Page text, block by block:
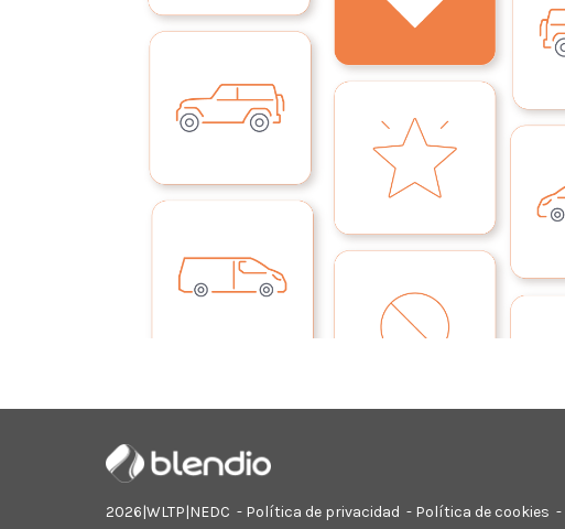
2026|WLTP|NEDC - Política de privacidad - Política de cookies -